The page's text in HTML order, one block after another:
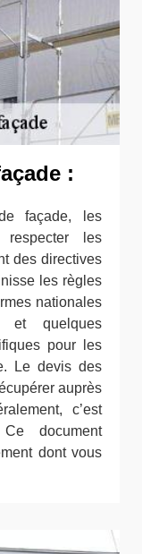
:
façade, les
respecter les
des directives
les règles
nationales
quelques
pour les
Le devis des
auprès
c’est
document
dont vous